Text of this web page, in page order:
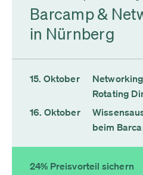
Barcamp &
in Nürnberg
15. Oktober
Rotating
16. Oktober
beim
24% Preisvorteil sichern